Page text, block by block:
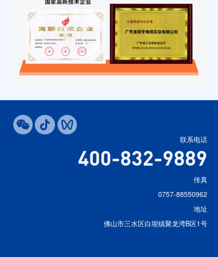
联系电话
400-832-9889
传真
0757-88550962
地址
佛山市三水区白坭镇聚龙湾B区1号